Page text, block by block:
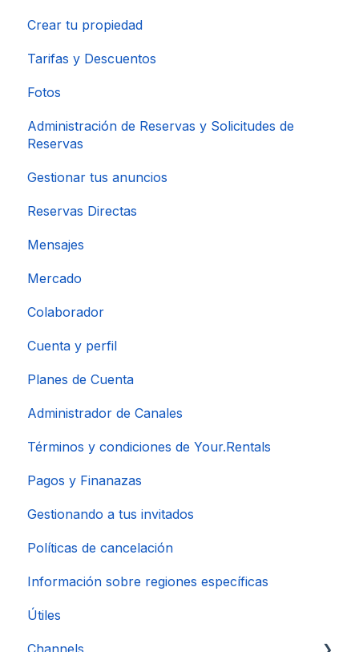
Crear tu propiedad
Tarifas y Descuentos
Fotos
Administración de Reservas y Solicitudes de
Reservas
Gestionar tus anuncios
Reservas Directas
Mensajes
Mercado
Colaborador
Cuenta y perfil
Planes de Cuenta
Administrador de Canales
Términos y condiciones de Your.Rentals
Pagos y Finanazas
Gestionando a tus invitados
Políticas de cancelación
Información sobre regiones específicas
Útiles
Channels